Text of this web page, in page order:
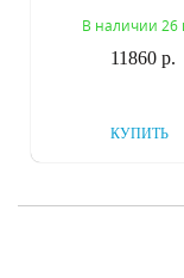
В наличии 26
11860 р.
КУПИТЬ